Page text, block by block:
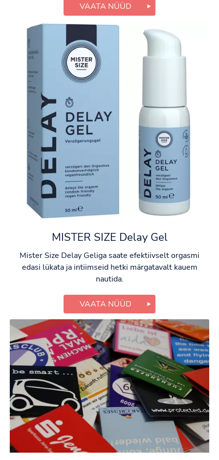
VAATA NÜÜD
MISTER SIZE Delay Gel
Mister Size Delay Geliga saate efektiivselt orgasmi
edasi lükata ja intiimseid hetki märgatavalt kauem
nautida.
VAATA NÜÜD